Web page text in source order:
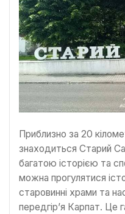
Приблизно за 20
знаходиться Старий
багатою історією та
можна прогулятися
старовинні храми та
передгір’я Карпат. Це